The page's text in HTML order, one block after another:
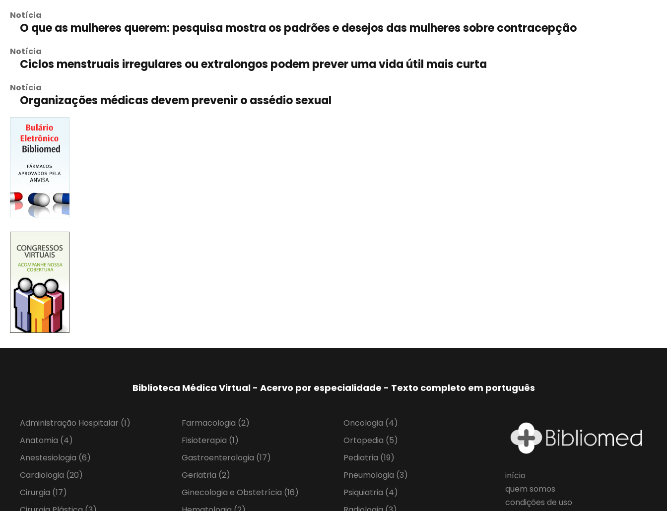
Notícia
O que as mulheres querem: pesquisa mostra os padrões e desejos das mulheres sobre contracepção
Notícia
Ciclos menstruais irregulares ou extralongos podem prever uma vida útil mais curta
Notícia
Organizações médicas devem prevenir o assédio sexual
Biblioteca Médica Virtual - Acervo por especialidade - Texto completo em português
Administração Hospitalar (1)
Anatomia (4)
Anestesiologia (6)
Cardiologia (20)
Cirurgia (17)
Farmacologia (2)
Fisioterapia (1)
Gastroenterologia (17)
Geriatria (2)
Ginecologia e Obstetrícia (16)
Oncologia (4)
Ortopedia (5)
Pediatria (19)
Pneumologia (3)
Psiquiatria (4)
início
quem somos
condições de uso